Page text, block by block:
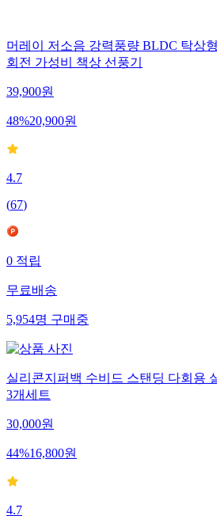
머레이 저소음 강력풍량 BLDC 탁상
회전 가성비 책상 선풍기
39,900원
48%20,900원
4.7
(67)
0적립
무료배송
5,954명구매중
실리콘지퍼백 수비드 스탠딩 다회용
3개세트
30,000원
44%16,800원
4.7